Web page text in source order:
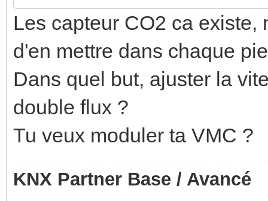
Les capteur CO2 ca
d'en mettre dans chaque
Dans quel but, ajuster la
double flux ?
Tu veux moduler ta VMC ?
KNX Partner Base / Avancé